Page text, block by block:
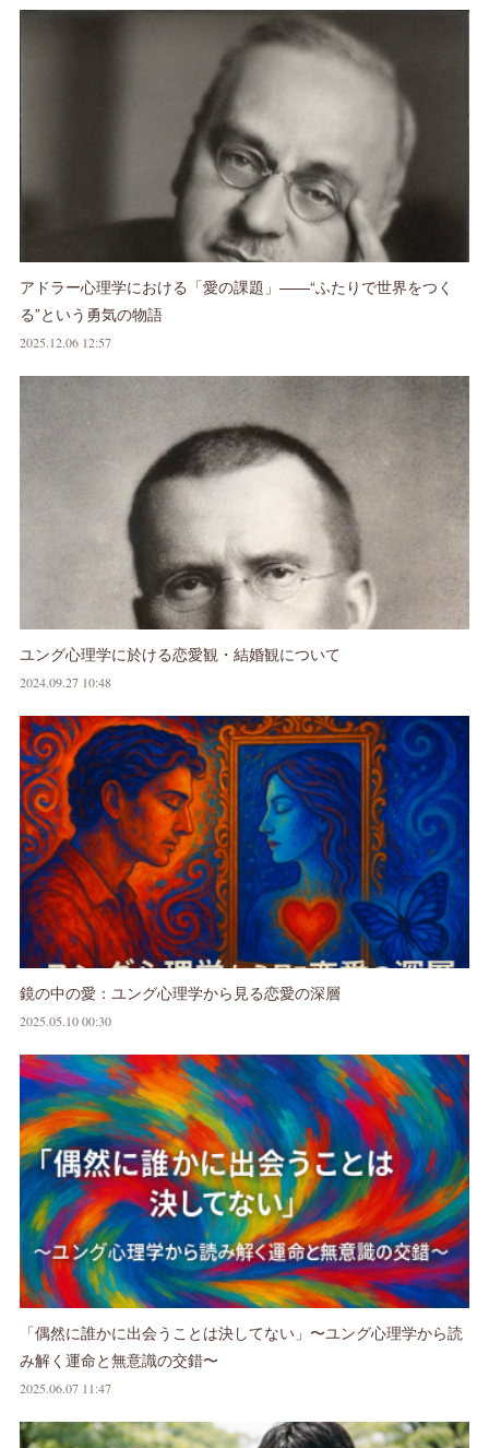
アドラー心理学における「愛の課題」——“ふたりで世界をつく
る”という勇気の物語
2025.12.06 12:57
ユング心理学に於ける恋愛観・結婚観について
2024.09.27 10:48
鏡の中の愛：ユング心理学から見る恋愛の深層
2025.05.10 00:30
「偶然に誰かに出会うことは決してない」〜ユング心理学から読
み解く運命と無意識の交錯〜
2025.06.07 11:47